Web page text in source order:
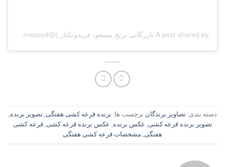
A post shared by بازرگانی برنج مسعود فریدونکنار (@berenj_masoud)
دسته بندی:تصاویر برندگان برچسب ها: برنده قرعه کشی هفتگی,تصویر برنده,
تصویر برنده قرعه کشی, عکس برنده, عکس برنده قرعه کشی,قرعه کشی
هفتگی, مشخصات قرعه کشی هفتگی